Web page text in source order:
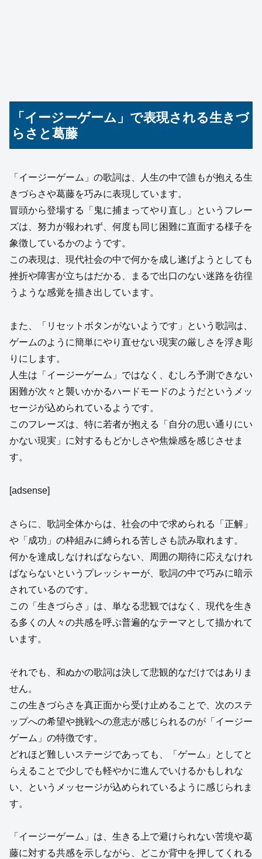
「イージーゲーム」で表現される生きづ
らさと葛藤
「イージーゲーム」の歌詞は、人生の中で誰もが抱える生
きづらさや葛藤を巧みに表現しています。
冒頭から登場する「鬼に捕まってやり直し」というフレー
ズは、努力が報われず、何度も同じ困難に直面する様子を
象徴しているかのようです。
この表現は、現代社会の中で何かを成し遂げようとしても
挫折や障害が立ちはだかる、まるで出口のない迷路を彷徨
うような感覚を描き出しています。
また、「リセットボタンがないようです」という歌詞は、
ゲームのように簡単にやり直せない現実の厳しさを浮き彫
りにします。
人生は「イージーゲーム」ではなく、むしろ予測できない
困難が次々と襲いかかるハードモードのようだというメッ
セージが込められているようです。
このフレーズは、特に若者が抱える「自分の思い通りにい
かない現実」に対するもどかしさや焦燥感を感じさせま
す。
[adsense]
さらに、歌詞全体からは、社会の中で求められる「正解」
や「成功」の枠組みに縛られる苦しさも読み取れます。
何かを達成しなければならない、周囲の期待に応えなけれ
ばならないというプレッシャーが、歌詞の中で巧みに暗示
されているのです。
この「生きづらさ」は、単なる悲観ではなく、現代を生き
る多くの人々の共感を呼ぶ普遍的なテーマとして描かれて
います。
それでも、和ぬかの歌詞は決して悲観的なだけではありま
せん。
この生きづらさを真正面から受け止めることで、次のステ
ップへの希望や挑戦への意志が感じられるのが「イージー
ゲーム」の特徴です。
どれほど難しいステージであっても、「ゲーム」としてと
らえることで少しでも軽やかに進んでいけるかもしれな
い、というメッセージが込められているように感じられま
す。
「イージーゲーム」は、生きる上で避けられない苦境や葛
藤に対する共感を示しながら、どこか背中を押してくれる